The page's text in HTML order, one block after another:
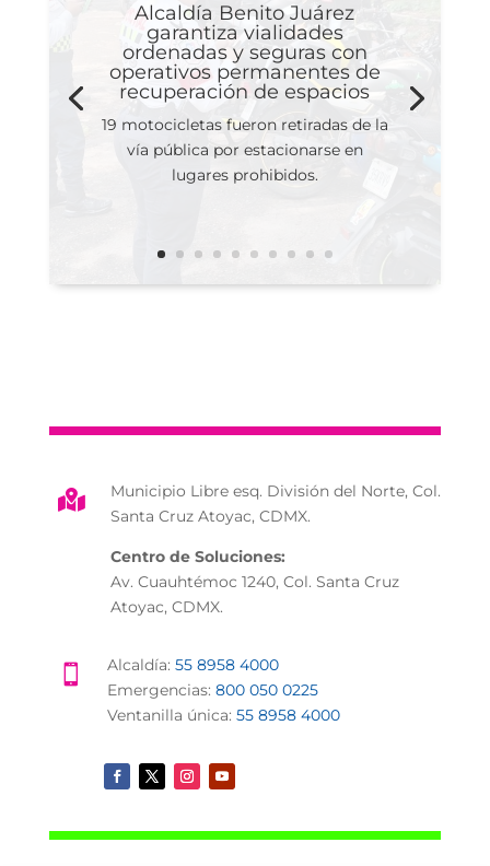
Alcaldía Benito Juárez
garantiza vialidades
ordenadas y seguras con
operativos permanentes de
recuperación de espacios
19 motocicletas fueron retiradas de la
vía pública por estacionarse en
lugares prohibidos.

Municipio Libre esq. División del Norte, Col.
Santa Cruz Atoyac, CDMX.
Centro de Soluciones:
Av. Cuauhtémoc 1240, Col. Santa Cruz
Atoyac, CDMX.
 Alcaldía: 55 8958 4000
Emergencias: 800 050 0225
Ventanilla única: 55 8958 4000